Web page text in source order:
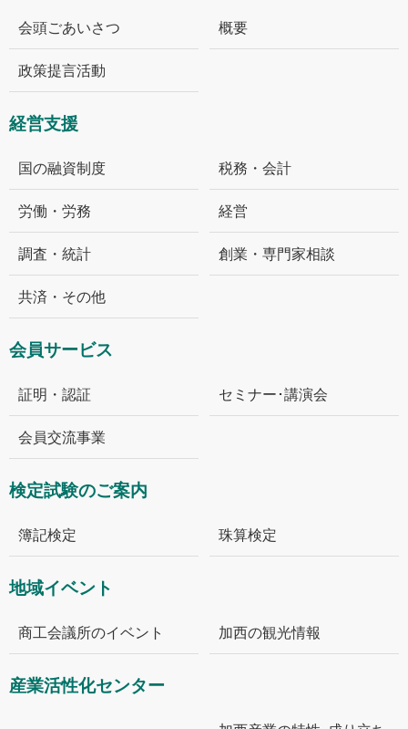
会頭ごあいさつ 概要
政策提言活動
経営支援
国の融資制度 税務・会計
労働・労務 経営
調査・統計 創業・専門家相談
共済・その他
会員サービス
証明・認証 セミナー･講演会
会員交流事業
検定試験のご案内
簿記検定 珠算検定
地域イベント
商工会議所のイベント 加西の観光情報
産業活性化センター